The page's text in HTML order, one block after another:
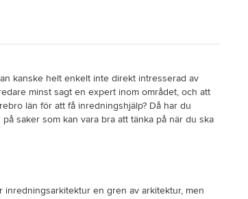
kanske helt enkelt inte direkt intresserad av
minst sagt en expert inom området, och att
län för att få inredningshjälp? Då har du
saker som kan vara bra att tänka på när du ska
inredningsarkitektur en gren av arkitektur, men